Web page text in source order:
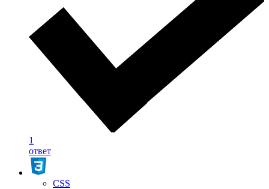
1
ответ
CSS